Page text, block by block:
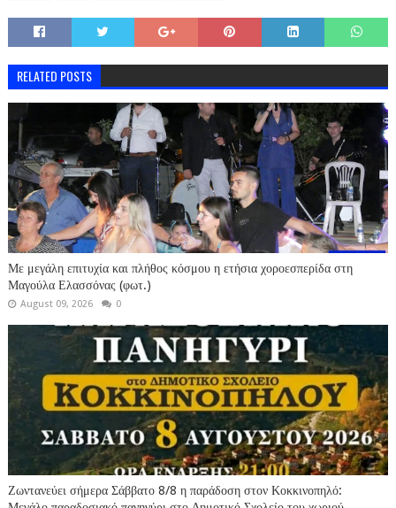
RELATED POSTS
Με μεγάλη επιτυχία και πλήθος κόσμου η ετήσια χοροεσπερίδα στη
Μαγούλα Ελασσόνας (φωτ.)
August 09, 2026 0
Ζωντανεύει σήμερα Σάββατο 8/8 η παράδοση στον Κοκκινοπηλό: